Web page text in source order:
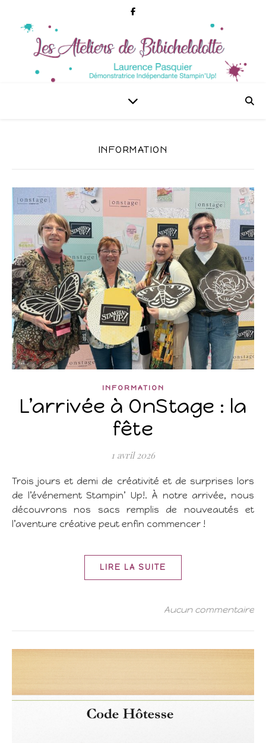
INFORMATION
INFORMATION
L’arrivée à OnStage : la
fête
1 avril 2026
Trois jours et demi de créativité et de surprises lors
de l’événement Stampin’ Up!. À notre arrivée, nous
découvrons nos sacs remplis de nouveautés et
l’aventure créative peut enfin commencer !
LIRE LA SUITE
Aucun commentaire